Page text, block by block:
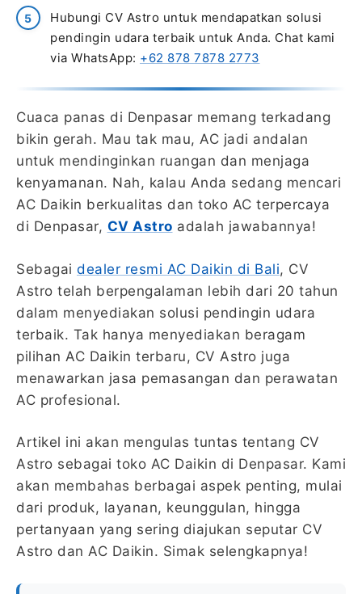
Hubungi CV Astro untuk mendapatkan solusi
pendingin udara terbaik untuk Anda. Chat kami
via WhatsApp: +62 878 7878 2773
Cuaca panas di Denpasar memang terkadang
bikin gerah. Mau tak mau, AC jadi andalan
untuk mendinginkan ruangan dan menjaga
kenyamanan. Nah, kalau Anda sedang mencari
AC Daikin berkualitas dan toko AC terpercaya
di Denpasar, CV Astro adalah jawabannya!
Sebagai dealer resmi AC Daikin di Bali, CV
Astro telah berpengalaman lebih dari 20 tahun
dalam menyediakan solusi pendingin udara
terbaik. Tak hanya menyediakan beragam
pilihan AC Daikin terbaru, CV Astro juga
menawarkan jasa pemasangan dan perawatan
AC profesional.
Artikel ini akan mengulas tuntas tentang CV
Astro sebagai toko AC Daikin di Denpasar. Kami
akan membahas berbagai aspek penting, mulai
dari produk, layanan, keunggulan, hingga
pertanyaan yang sering diajukan seputar CV
Astro dan AC Daikin. Simak selengkapnya!